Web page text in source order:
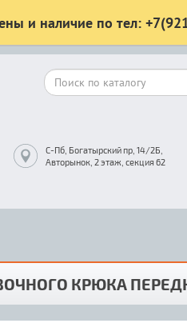
и наличие по тел:
С-Пб, Богатырский пр, 14/2Б,
Авторынок, 2 этаж, секция 62
КРЮКА